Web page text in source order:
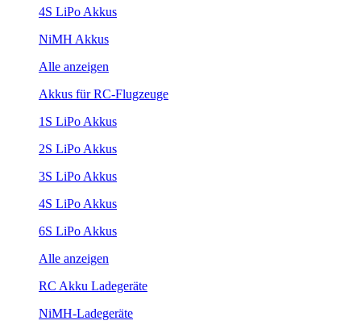
4S LiPo Akkus
NiMH Akkus
Alle anzeigen
Akkus für RC-Flugzeuge
1S LiPo Akkus
2S LiPo Akkus
3S LiPo Akkus
4S LiPo Akkus
6S LiPo Akkus
Alle anzeigen
RC Akku Ladegeräte
NiMH-Ladegeräte